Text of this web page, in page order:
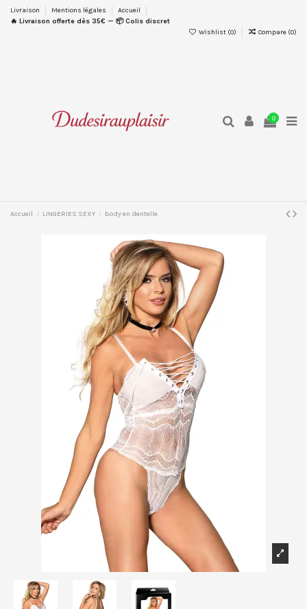
Livraison Mentions légales
Accueil
🔥 Livraison offerte dès 35€ — 📦 Colis discret
Wishlist (0) Compare (0)
0
Accueil LINGERIES SEXY body en dentelle